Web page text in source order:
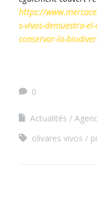
https://
s-vivos-demuestra-
conservar-la-
0
Actualités
olivares vivos